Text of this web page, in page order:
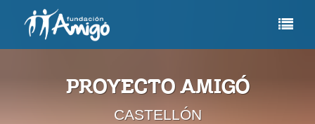
PROYECTO AMIGÓ
CASTELLÓN